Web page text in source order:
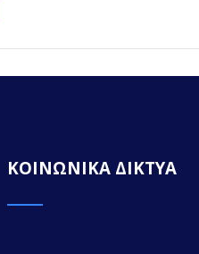
ΚΟΙΝΩΝΙΚΑ ΔΙΚΤΥΑ